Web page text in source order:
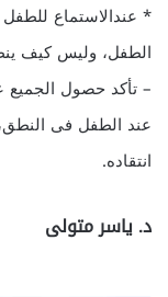
* عندالاستماع للطفل
الطفل، وليس كيف
– تأكد حصول الجميع
عند الطفل فى
انتقاده.
د. ياسر متولى